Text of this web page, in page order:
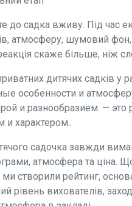
до садка вживу. Під час
атмосферу, шумовий фон,
скаже більше, ніж
дитячих садків у
особенности и
и разнообразием. — это
характером..
садочка завжди
атмосфера та ціна.
створили рейтинг,
рівень вихователів,